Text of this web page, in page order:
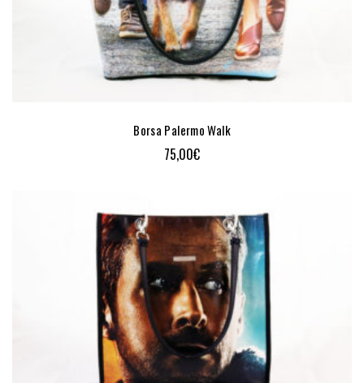
Borsa Palermo Walk
75,00€